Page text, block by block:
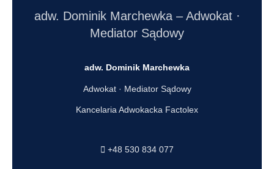
adw. Dominik Marchewka – Adwokat ·
Mediator Sądowy
adw. Dominik Marchewka
Adwokat · Mediator Sądowy
Kancelaria Adwokacka Factolex
+48 530 834 077